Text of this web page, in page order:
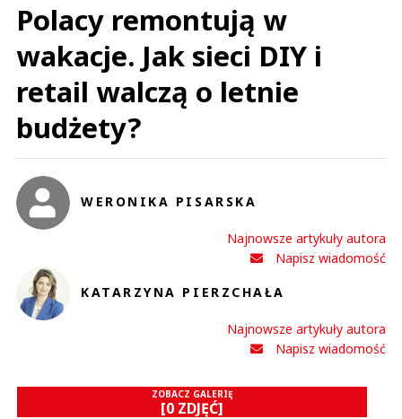
Polacy remontują w
wakacje. Jak sieci DIY i
retail walczą o letnie
budżety?
WERONIKA PISARSKA
Najnowsze artykuły autora
Napisz wiadomość
KATARZYNA PIERZCHAŁA
Najnowsze artykuły autora
Napisz wiadomość
ZOBACZ GALERIĘ
[0 ZDJĘĆ]